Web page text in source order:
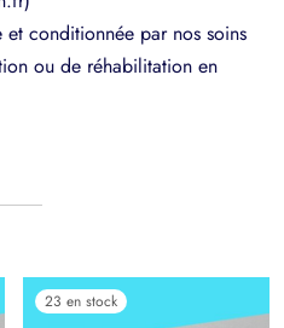
conditionnée par nos soins
ou de réhabilitation en
23 en stock